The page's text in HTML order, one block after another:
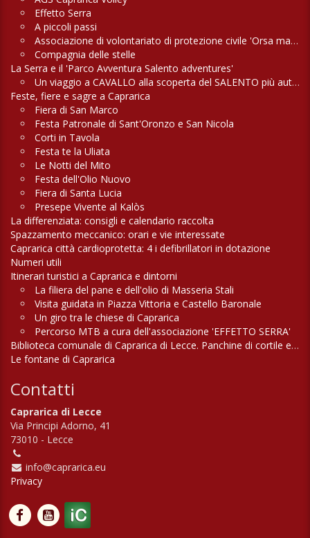
Effetto Serra
A piccoli passi
Associazione di volontariato di protezione civile 'Orsa maggiore'
Compagnia delle stelle
La Serra e il 'Parco Avventura Salento adventures'
Un viaggio a CAVALLO alla scoperta del SALENTO più autentico
Feste, fiere e sagre a Caprarica
Fiera di San Marco
Festa Patronale di Sant'Oronzo e San Nicola
Corti in Tavola
Festa te la Uliata
Le Notti del Mito
Festa dell'Olio Nuovo
Fiera di Santa Lucia
Presepe Vivente al Kalòs
La differenziata: consigli e calendario raccolta
Spazzamento meccanico: orari e vie interessate
Caprarica città cardioprotetta: 4 i defibrillatori in dotazione
Numeri utili
Itinerari turistici a Caprarica e dintorni
La filiera del pane e dell'olio di Masseria Stali
Visita guidata in Piazza Vittoria e Castello Baronale
Un giro tra le chiese di Caprarica
Percorso MTB a cura dell'associazione 'EFFETTO SERRA'
Biblioteca comunale di Caprarica di Lecce. Panchine di cortile e di campagna
Le fontane di Caprarica
Contatti
Caprarica di Lecce
Via Principi Adorno, 41
73010 - Lecce
info@caprarica.eu
Privacy